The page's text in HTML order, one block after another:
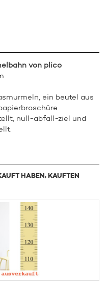
von plico
ein beutel aus
null-abfall-ziel und
HABEN, KAUFTEN